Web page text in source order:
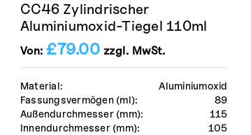
Material:
Aluminiumoxid
Fassungsvermögen (ml):
89
Außendurchmesser (mm):
115
Innendurchmesser (mm):
105
CC46 Zylindrischer
Aluminiumoxid-Tiegel 110ml
Von:£79.00 zzgl. MwSt.